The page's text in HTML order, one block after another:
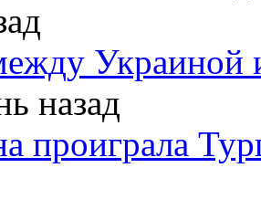
Украиной
назад
проиграла